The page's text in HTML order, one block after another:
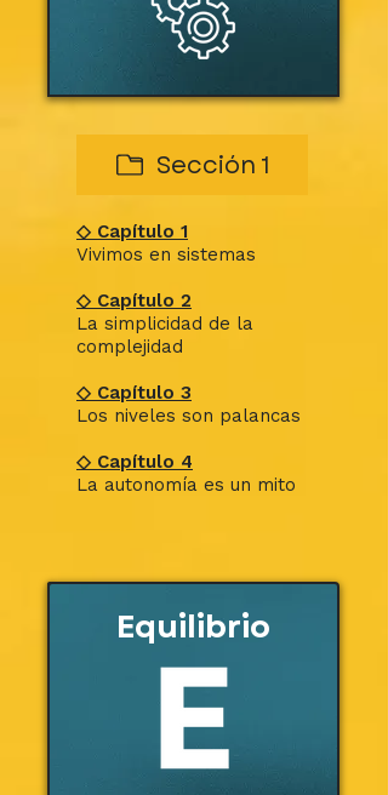
Sección 1
◇ Capítulo 1
Vivimos en sistemas
◇ Capítulo 2
La simplicidad de la
complejidad
◇ Capítulo 3
Los niveles son palancas
◇ Capítulo 4
La autonomía es un mito
Equilibrio